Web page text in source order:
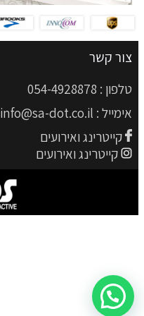
צור קשר
טלפון : 054-4928878
אימייל : info@sa-dot.co.il
קייטרינג ואירועים
קייטרינג ואירועים